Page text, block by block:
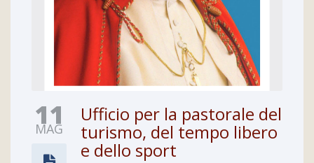
11
MAG
Ufficio per la pastorale del
turismo, del tempo libero
e dello sport